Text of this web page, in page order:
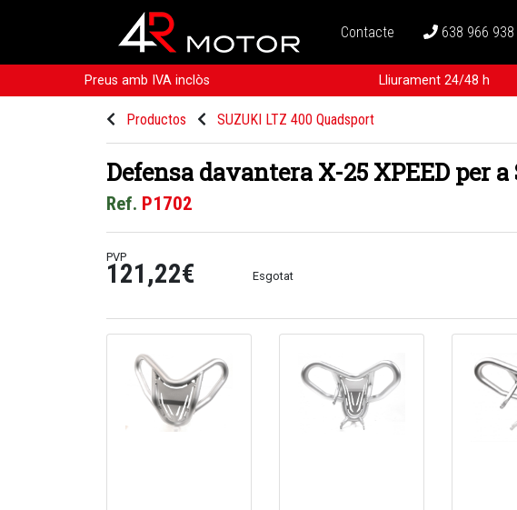
Contacte 638 966 938
Preus amb IVA inclòs Lliurament 24/48 h
Productos SUZUKI LTZ 400 Quadsport
Defensa davantera X-25 XPEED per
Ref. P1702
PVP
121,22€ Esgotat